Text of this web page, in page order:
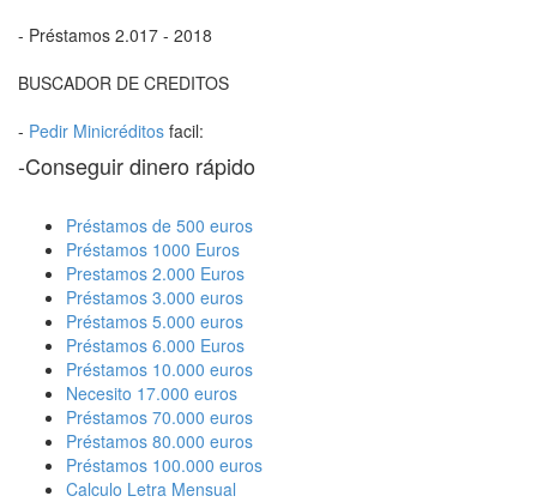
- Préstamos 2.017 - 2018
BUSCADOR DE CREDITOS
- Pedir Minicréditos facil:
-Conseguir dinero rápido
Préstamos de 500 euros
Préstamos 1000 Euros
Prestamos 2.000 Euros
Préstamos 3.000 euros
Préstamos 5.000 euros
Préstamos 6.000 Euros
Préstamos 10.000 euros
Necesito 17.000 euros
Préstamos 70.000 euros
Préstamos 80.000 euros
Préstamos 100.000 euros
Calculo Letra Mensual